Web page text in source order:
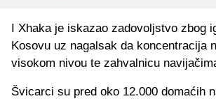
I Xhaka je iskazao zadovoljstvo zbog
Kosovu uz nagalsak da koncentracija
visokom nivou te zahvalnicu
Švicarci su pred oko 12.000 domaćih